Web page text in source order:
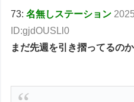
73:名無しステーション
ID:gjdOUSLl0
まだ先週を引き摺ってるの